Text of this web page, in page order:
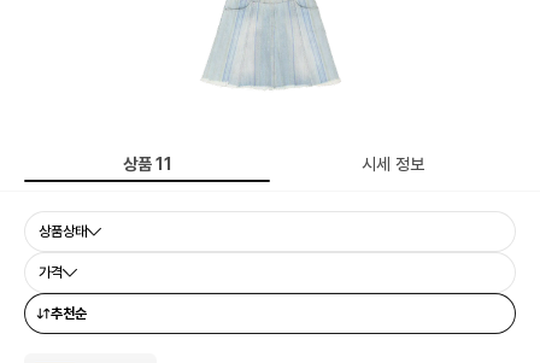
상품11 시세 정보
상품상태
가격
추천순